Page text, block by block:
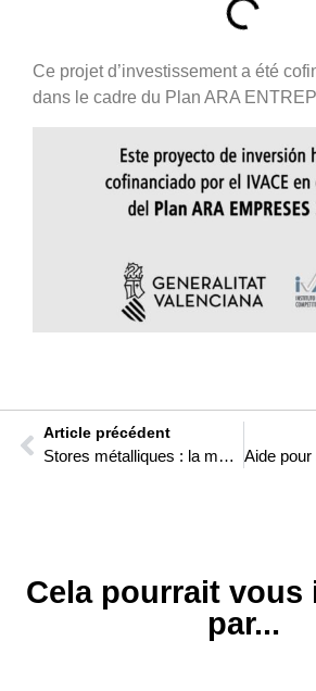
Ce projet d’investissement a été
dans le cadre du Plan ARA
Article précédent
Stores métalliques : la meilleure option pour votre entreprise ?
Cela pourrait vous
par...